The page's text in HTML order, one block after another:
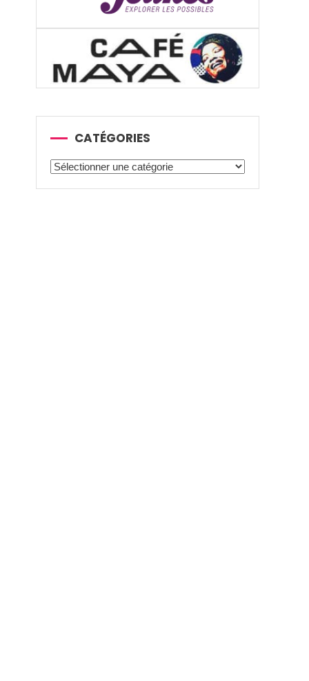
CATÉGORIES
Catégories